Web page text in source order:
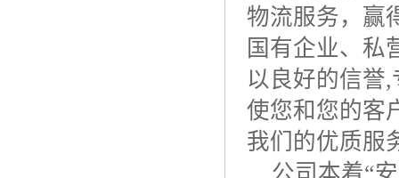
物流服务，赢
国有企业、私
以良好的信誉,
使您和您的客
我们的优质服